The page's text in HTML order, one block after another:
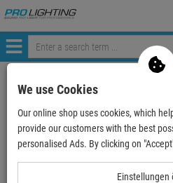
Menü
Continue shopping
Mipro MU-57HS-1P - Wasserdichtes
We use Cookies
Our online shop uses cookies, which
provide our customers with the best
personalised Ads. By clicking on
Einstellungen